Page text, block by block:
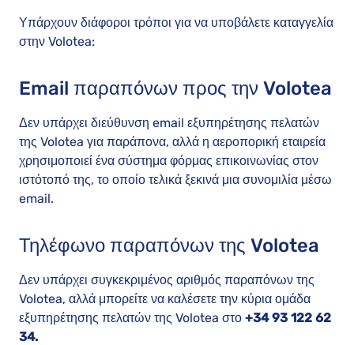
Υπάρχουν διάφοροι τρόποι για να υποβάλετε καταγγελία
στην Volotea:
Email παραπόνων προς την Volotea
Δεν υπάρχει διεύθυνση email εξυπηρέτησης πελατών
της Volotea για παράπονα, αλλά η αεροπορική εταιρεία
χρησιμοποιεί ένα σύστημα φόρμας επικοινωνίας στον
ιστότοπό της, το οποίο τελικά ξεκινά μια συνομιλία μέσω
email.
Τηλέφωνο παραπόνων της Volotea
Δεν υπάρχει συγκεκριμένος αριθμός παραπόνων της
Volotea, αλλά μπορείτε να καλέσετε την κύρια ομάδα
εξυπηρέτησης πελατών της Volotea στο +34 93 122 62
34.